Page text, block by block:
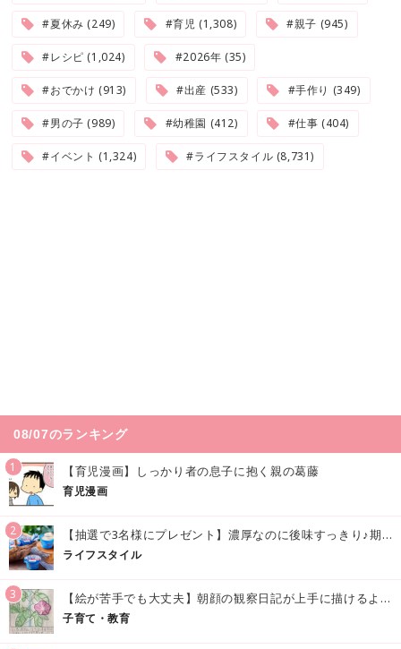
#夏休み (249) #育児 (1,308) #親子 (945)
#レシピ (1,024) #2026年 (35)
#おでかけ (913) #出産 (533) #手作り (349)
#男の子 (989) #幼稚園 (412) #仕事 (404)
#イベント (1,324) #ライフスタイル (8,731)
08/07のランキング
1 【育児漫画】しっかり者の息子に抱く親の葛藤
育児漫画
2 【抽選で3名様にプレゼント】濃厚なのに後味すっきり♪期間限定の「メイトーのなめらかプリン カルピス®入りソース」で夏を味わおう！
ライフスタイル
3 【絵が苦手でも大丈夫】朝顔の観察日記が上手に描けるようになる方法｜イラスト付き
子育て・教育